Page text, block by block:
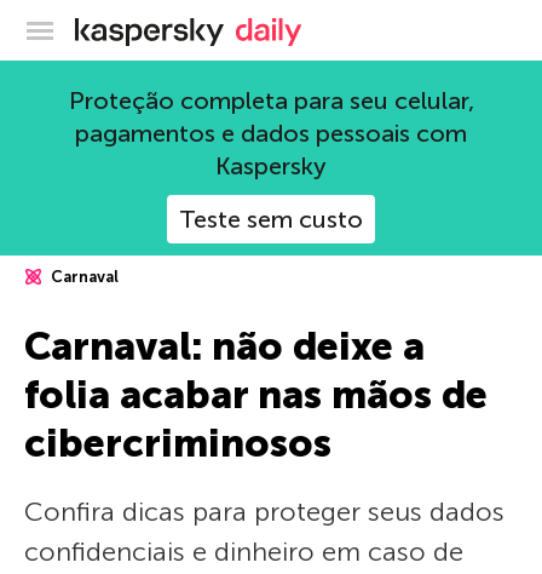
Blog oficial da Kaspersky
Proteção completa para seu celular,
pagamentos e dados pessoais com
Kaspersky
Teste sem custo
Carnaval
Carnaval: não deixe a
folia acabar nas mãos de
cibercriminosos
Confira dicas para proteger seus dados
confidenciais e dinheiro em caso de